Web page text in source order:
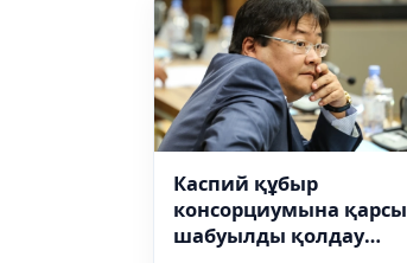
Каспий құбыр
консорциумына қарсы
шабуылды қолдау